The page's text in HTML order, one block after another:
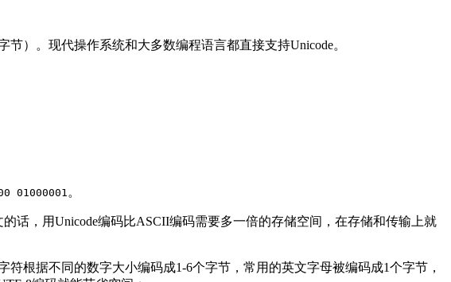
）。现代操作系统和大多数编程语言都直接支持Unicode。
01000001 。
话，用Unicode编码比ASCII编码需要多一倍的存储空间，在存储和传输上就
符根据不同的数字大小编码成1-6个字节，常用的英文字母被编码成1个字节，